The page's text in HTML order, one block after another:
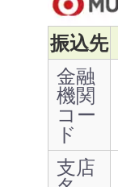
振込先
金融
機関
コー
ド
支店